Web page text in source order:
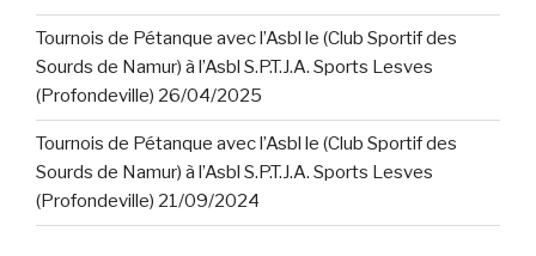
Tournois de Pétanque avec l’Asbl le (Club Sportif des
Sourds de Namur) à l’Asbl S.P.T.J.A. Sports Lesves
(Profondeville) 26/04/2025
Tournois de Pétanque avec l’Asbl le (Club Sportif des
Sourds de Namur) à l’Asbl S.P.T.J.A. Sports Lesves
(Profondeville) 21/09/2024